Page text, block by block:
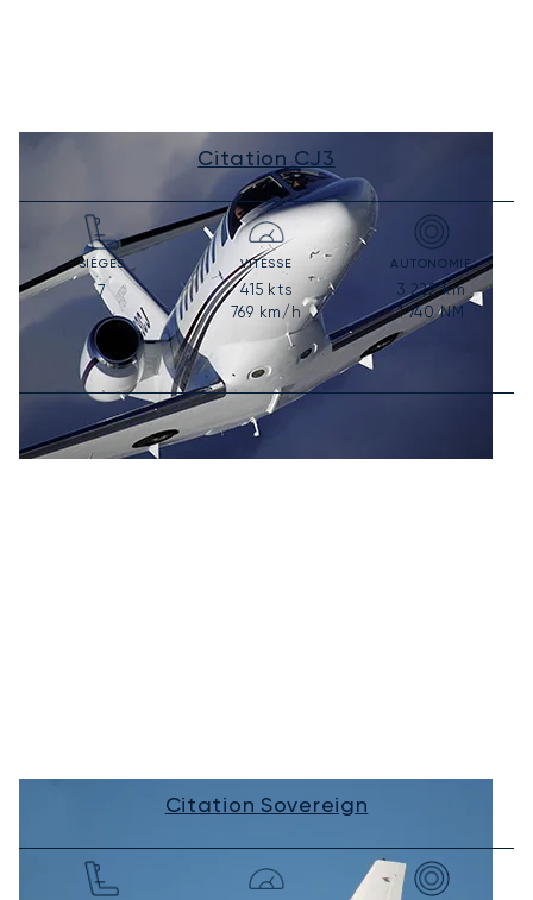
Citation CJ3
SIÈGES
7
VITESSE
415 kts
769 km/h
AUTONOMIE
3 222km
1 740NM
Citation Sovereign